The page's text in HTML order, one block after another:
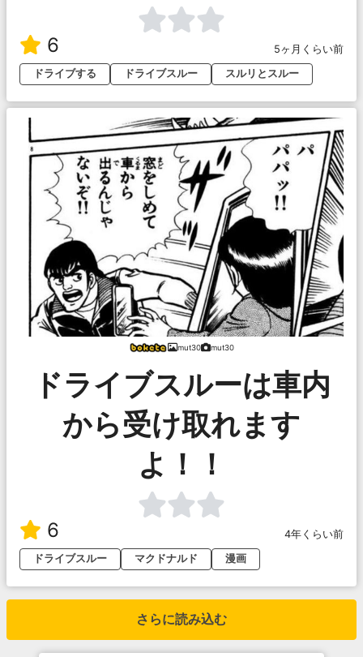
6
5ヶ月くらい前
ドライブする
ドライブスルー スルリとスルー
mut30 mut30
ドライブスルーは車内
から受け取れます
よ！！
6
4年くらい前
ドライブスルー
マクドナルド 漫画
さらに読み込む